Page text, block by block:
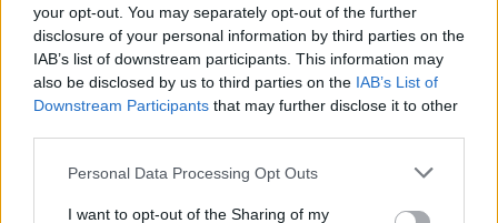
your opt-out. You may separately opt-out of the further
disclosure of your personal information by third parties on the
IAB’s list of downstream participants. This information may
also be disclosed by us to third parties on the IAB’s List of
Downstream Participants that may further disclose it to other
Personal Data Processing Opt Outs
I want to opt-out of the Sharing of my
06/08/26|18:31
Σαμοθράκη: Σε λειτουργία η
πλατφόρμα myBusinessSupport
για το ειδικό πρόγραμμα στήριξης
Ο Όμιλος Qualco επεκτείνει τη